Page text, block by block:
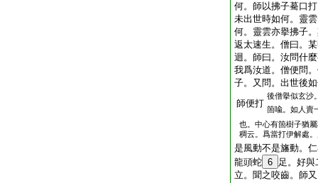
何。師以拂子驀口
未出世時如何。靈
何。靈雲亦擧拂子
返太速生。僧曰。
迴。師曰。汝問什
我爲汝道。僧便問
子。又問。出世後
師便打
後僧擧似玄沙
箇喩。如人賣
也。中心有箇樹子猶
稠云。爲當打伊解處
是風動不是旛動。
龍頭蛇 6 足。好
立。聞之咬齒。師